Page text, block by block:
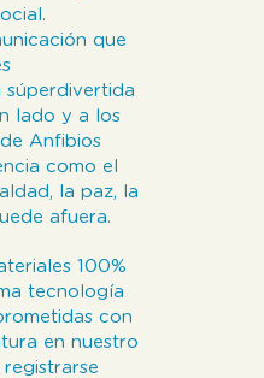
que
súperdivertida
lado y a los
Anfibios
como el
la paz, la
afuera.
100%
tecnología
con
en nuestro